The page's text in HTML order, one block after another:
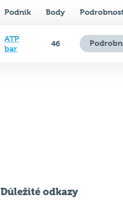
Podnik Body
ATP
bar
46
Důležité odkazy